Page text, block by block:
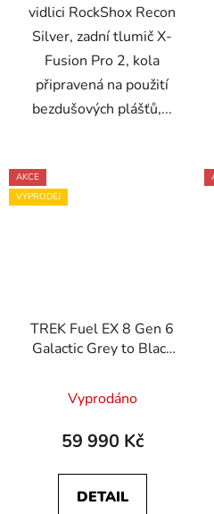
vidlici RockShox Recon
Silver, zadní tlumič X-
Fusion Pro 2, kola
připravená na použití
bezdušových plášťů,...
AKCE
VÝPRODEJ
TREK Fuel EX 8 Gen 6
Galactic Grey to Black
Vyprodáno
59 990 Kč
DETAIL